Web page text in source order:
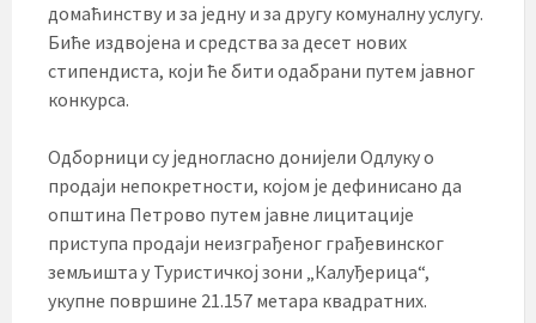
домаћинству и за једну и за другу комуналну услугу.
Биће издвојена и средства за десет нових
стипендиста, који ће бити одабрани путем јавног
конкурса.
Одборници су једногласно донијели Одлуку о
продаји непокретности, којом је дефинисано да
општина Петрово путем јавне лицитације
приступа продаји неизграђеног грађевинског
земљишта у Туристичкој зони „Калуђерица“,
укупне површине 21.157 метара квадратних.